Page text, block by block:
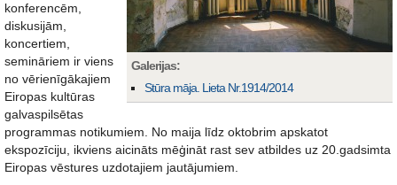
Galerijas:
Stūra māja. Lieta Nr.1914/2014
konferencēm,
diskusijām,
koncertiem,
semināriem ir viens
no vērienīgākajiem
Eiropas kultūras
galvaspilsētas
programmas notikumiem. No maija līdz oktobrim apskatot
ekspozīciju, ikviens aicināts mēģināt rast sev atbildes uz 20.gadsimta
Eiropas vēstures uzdotajiem jautājumiem.